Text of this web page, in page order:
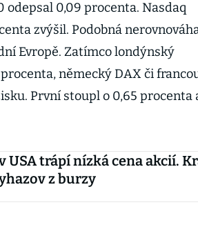
odepsal 0,09 procenta. Nasdaq
zvýšil. Podobná
Evropě. Zatímco londýnský
německý DAX či
První stoupl o 0,65 procenta
USA trápí nízká cena akcií.
z burzy